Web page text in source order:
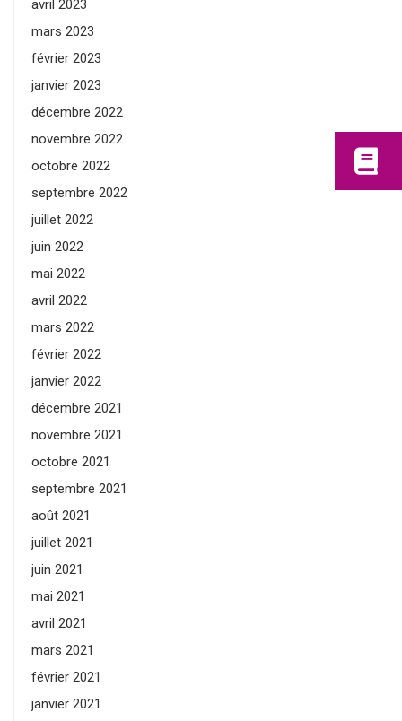
avril 2023
mars 2023
février 2023
janvier 2023
décembre 2022
novembre 2022
octobre 2022
septembre 2022
juillet 2022
juin 2022
mai 2022
avril 2022
mars 2022
février 2022
janvier 2022
décembre 2021
novembre 2021
octobre 2021
septembre 2021
août 2021
juillet 2021
juin 2021
mai 2021
avril 2021
mars 2021
février 2021
janvier 2021